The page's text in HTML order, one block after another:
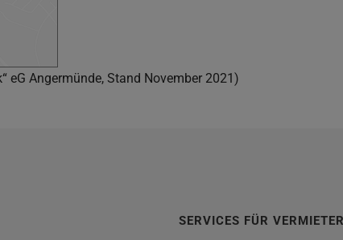
eG Angermünde, Stand November 2021)
SERVICES FÜR